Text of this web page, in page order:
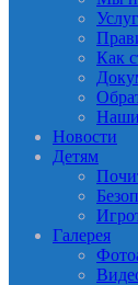
Как
Новости
Детям
Галерея